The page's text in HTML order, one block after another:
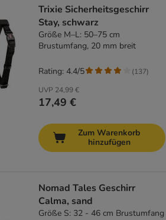
Trixie Sicherheitsgeschirr
Stay, schwarz
Größe M–L: 50–75 cm
Brustumfang, 20 mm breit
UVP 24,99 €
17,49 €
Rating: 4.4/5 (137)
Zum Warenkorb
hinzufügen
Nomad Tales Geschirr
Calma, sand
Größe S: 32 - 46 cm Brustumfang